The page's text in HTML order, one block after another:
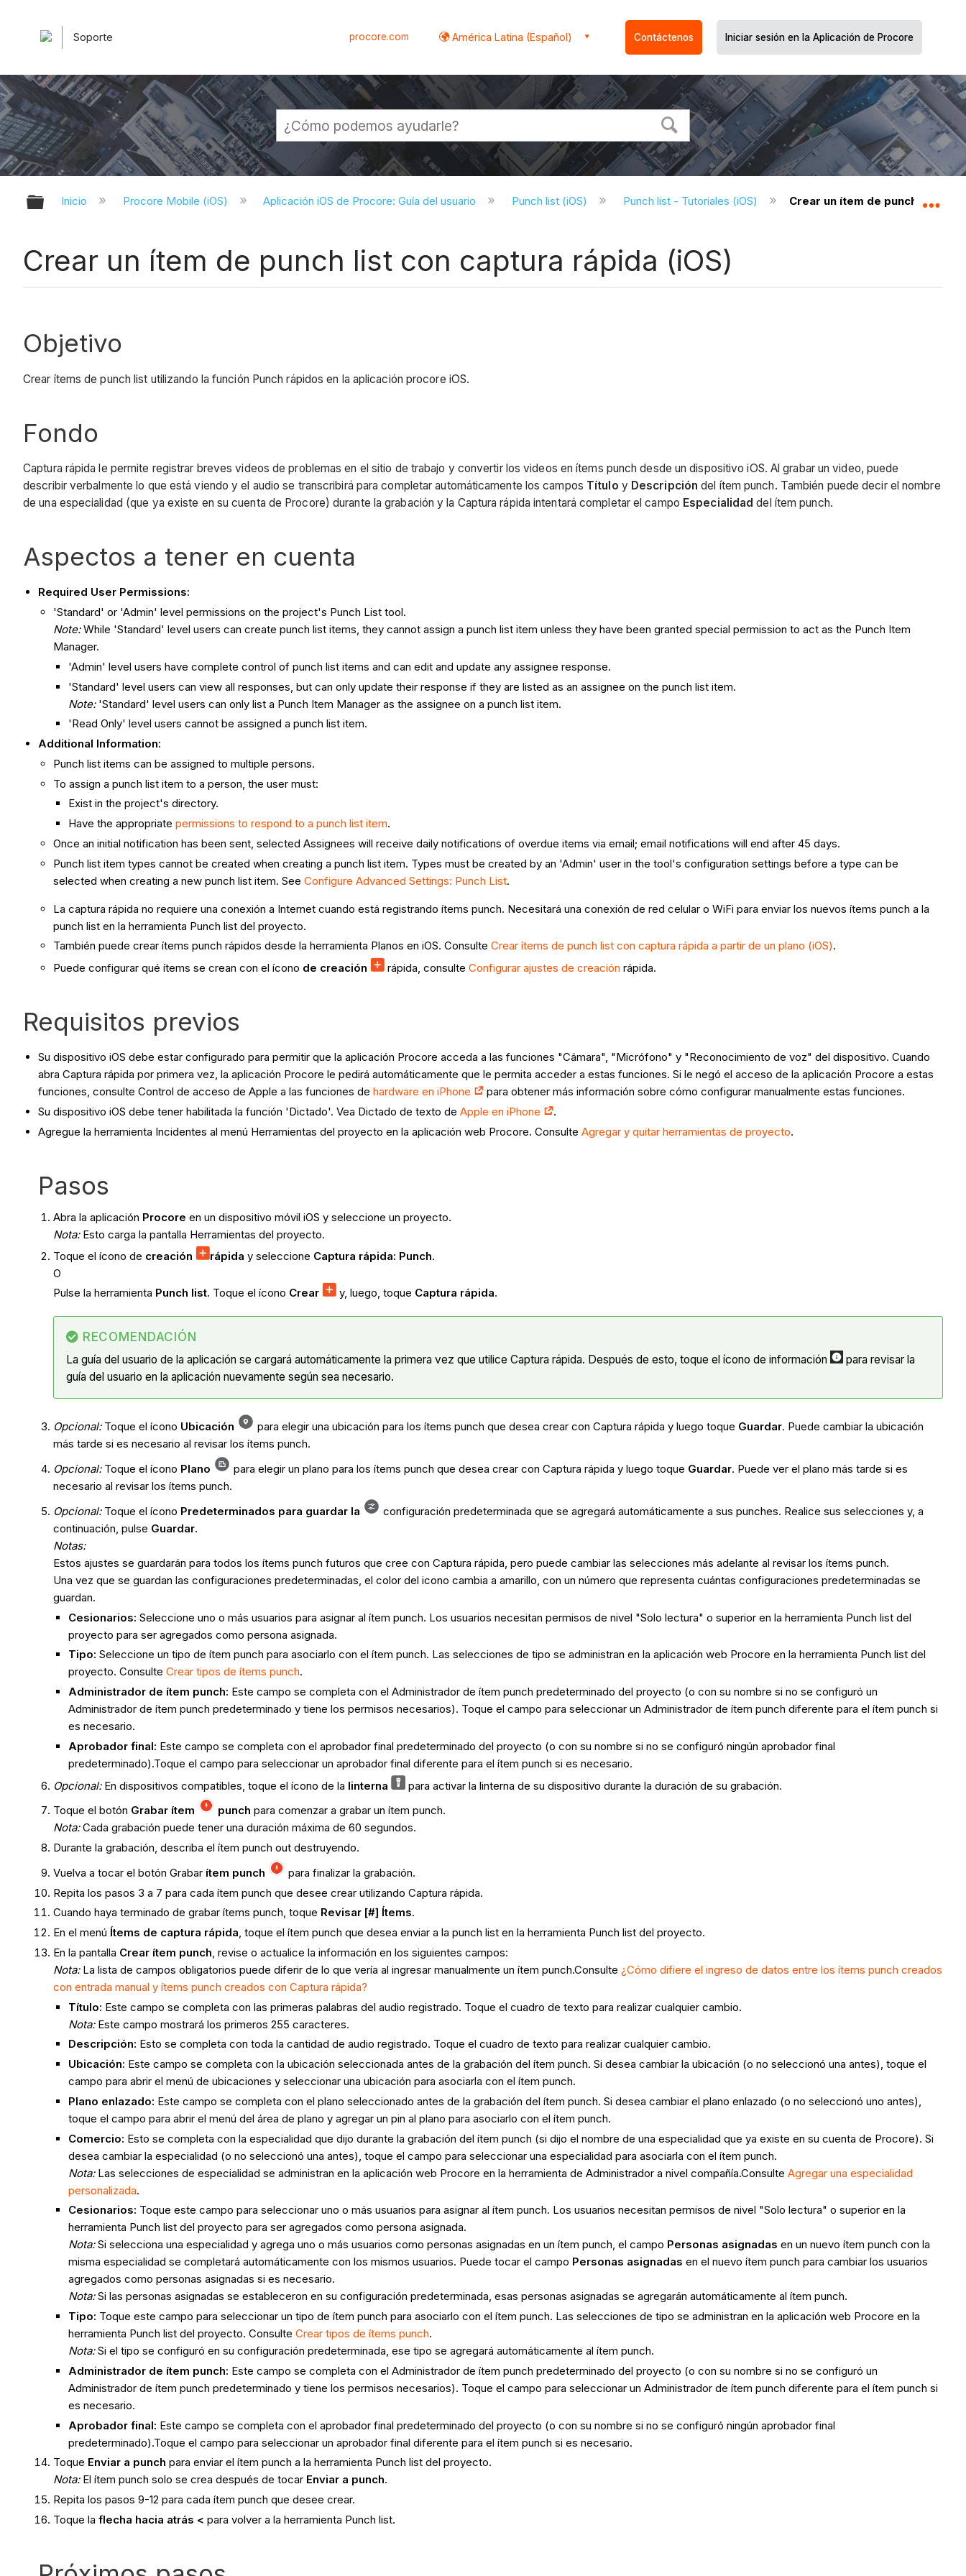
Soporte procore.com América Latina (Español) Contáctenos Iniciar sesión en la Aplicación de Procore
Expandir/contraer jerarquía global
Inicio Procore Mobile (iOS) Aplicación iOS de Procore: Guía del usuario Punch list (iOS) Punch list - Tutoriales (iOS) Crear un ítem de punch list con
Crear un ítem de punch list con captura rápida (iOS)
Objetivo
Crear ítems de punch list utilizando la función Punch rápidos en la aplicación procore iOS.
Fondo
Captura rápida le permite registrar breves videos de problemas en el sitio de trabajo y convertir los videos en ítems punch desde un dispositivo iOS. Al grabar un video, puede
describir verbalmente lo que está viendo y el audio se transcribirá para completar automáticamente los campos Título y Descripcióndel ítem punch. También puede decir el nombre
de una especialidad (que ya existe en su cuenta de Procore) durante la grabación y la Captura rápida intentará completar el campo Especialidaddel ítem punch.
Aspectos a tener en cuenta
Required User Permissions:
'Standard' or 'Admin' level permissions on the project's Punch List tool.
Note:While 'Standard' level users can create punch list items, they cannot assign a punch list item unless they have been granted special permission to act as the Punch Item
Manager.
'Admin' level users have complete control of punch list items and can edit and update any assignee response.
'Standard' level users can view all responses, but can only update their response if they are listed as an assignee on the punch list item.
Note: 'Standard' level users can only list a Punch Item Manager as the assignee on a punch list item.
'Read Only' level users cannot be assigned a punch list item.
Additional Information:
Punch list items can be assigned to multiple persons.
To assign a punch list item to a person, the user must:
Exist in the project's directory.
Have the appropriate permissions to respond to a punch list item.
Once an initial notification has been sent, selected Assignees will receive daily notifications of overdue items via email; email notifications will end after 45 days.
Punch list item types cannot be created when creating a punch list item. Types must be created by an 'Admin' user in the tool's configuration settings before a type can be
selected when creating a new punch list item. See Configure Advanced Settings: Punch List.
La captura rápida no requiere una conexión a Internet cuando está registrando ítems punch. Necesitará una conexión de red celular o WiFi para enviar los nuevos ítems punch a la
punch list en la herramienta Punch list del proyecto.
También puede crear ítems punch rápidos desde la herramienta Planos en iOS. Consulte Crear ítems de punch list con captura rápida a partir de un plano (iOS).
Puede configurar qué ítems se crean con el ícono de creación rápida, consulte Configurar ajustes de creación rápida.
Requisitos previos
Su dispositivo iOS debe estar configurado para permitir que la aplicación Procore acceda a las funciones "Cámara", "Micrófono" y "Reconocimiento de voz" del dispositivo. Cuando
abra Captura rápida por primera vez, la aplicación Procore le pedirá automáticamente que le permita acceder a estas funciones. Si le negó el acceso de la aplicación Procore a estas
funciones, consulte Control de acceso de Apple a las funciones de hardware en iPhone
para obtener más información sobre cómo configurar manualmente estas funciones.
Su dispositivo iOS debe tener habilitada la función 'Dictado'. Vea Dictado de texto de Apple en iPhone
.
Agregue la herramienta Incidentes al menú Herramientas del proyecto en la aplicación web Procore. Consulte Agregar y quitar herramientas de proyecto.
Pasos
Abra la aplicación Procore en un dispositivo móvil iOS y seleccione un proyecto.
Nota: Esto carga la pantalla Herramientas del proyecto.
Toque el ícono de creación rápida y seleccione Captura rápida: Punch.
O
Pulse la herramienta Punch list. Toque el ícono Crear y, luego, toque Captura rápida.
RECOMENDACIÓN
La guía del usuario de la aplicación se cargará automáticamente la primera vez que utilice Captura rápida. Después de esto, toque el ícono de información
para revisar la
guía del usuario en la aplicación nuevamente según sea necesario.
Opcional:Toque el ícono Ubicación para elegir una ubicación para los ítems punch que desea crear con Captura rápida y luego toque Guardar. Puede cambiar la ubicación
más tarde si es necesario al revisar los ítems punch.
Opcional:Toque el ícono Plano para elegir un plano para los ítems punch que desea crear con Captura rápida y luego toque Guardar. Puede ver el plano más tarde si es
necesario al revisar los ítems punch.
Opcional: Toque el ícono Predeterminados para guardar la
configuración predeterminada que se agregará automáticamente a sus punches. Realice sus selecciones y, a
continuación, pulse Guardar.
Notas:
Estos ajustes se guardarán para todos los ítems punch futuros que cree con Captura rápida, pero puede cambiar las selecciones más adelante al revisar los ítems punch.
Una vez que se guardan las configuraciones predeterminadas, el color del icono cambia a amarillo, con un número que representa cuántas configuraciones predeterminadas se
guardan.
Cesionarios: Seleccione uno o más usuarios para asignar al ítem punch. Los usuarios necesitan permisos de nivel "Solo lectura" o superior en la herramienta Punch list del
proyecto para ser agregados como persona asignada.
Tipo: Seleccione un tipo de ítem punch para asociarlo con el ítem punch. Las selecciones de tipo se administran en la aplicación web Procore en la herramienta Punch list del
proyecto. Consulte Crear tipos de ítems punch.
Administrador de ítem punch: Este campo se completa con el Administrador de ítem punch predeterminado del proyecto (o con su nombre si no se configuró un
Administrador de ítem punch predeterminado y tiene los permisos necesarios). Toque el campo para seleccionar un Administrador de ítem punch diferente para el ítem punch si
es necesario.
Aprobador final: Este campo se completa con el aprobador final predeterminado del proyecto (o con su nombre si no se configuró ningún aprobador final
predeterminado).Toque el campo para seleccionar un aprobador final diferente para el ítem punch si es necesario.
Opcional: En dispositivos compatibles, toque el ícono de la linterna
para activar la linterna de su dispositivo durante la duración de su grabación.
Toque el botón Grabar ítem punch para comenzar a grabar un ítem punch.
Nota:Cada grabación puede tener una duración máxima de 60 segundos.
Durante la grabación, describa el ítem punch out destruyendo.
Vuelva a tocar el botón Grabar ítem punch
para finalizar la grabación.
Repita los pasos 3 a 7 para cada ítem punch que desee crear utilizando Captura rápida.
Cuando haya terminado de grabar ítems punch, toque Revisar [#] Ítems.
En el menú Ítems de captura rápida, toque el ítem punch que desea enviar a la punch list en la herramienta Punch list del proyecto.
En la pantalla Crear ítem punch, revise o actualice la información en los siguientes campos:
Nota: La lista de campos obligatorios puede diferir de lo que vería al ingresar manualmente un ítem punch.Consulte ¿Cómo difiere el ingreso de datos entre los ítems punch creados
con entrada manual y ítems punch creados con Captura rápida?
Título: Este campo se completa con las primeras palabras del audio registrado. Toque el cuadro de texto para realizar cualquier cambio.
Nota:Este campo mostrará los primeros 255 caracteres.
Descripción: Esto se completa con toda la cantidad de audio registrado. Toque el cuadro de texto para realizar cualquier cambio.
Ubicación: Este campo se completa con la ubicación seleccionada antes de la grabación del ítem punch. Si desea cambiar la ubicación (o no seleccionó una antes), toque el
campo para abrir el menú de ubicaciones y seleccionar una ubicación para asociarla con el ítem punch.
Plano enlazado: Este campo se completa con el plano seleccionado antes de la grabación del ítem punch. Si desea cambiar el plano enlazado (o no seleccionó uno antes),
toque el campo para abrir el menú del área de plano y agregar un pin al plano para asociarlo con el ítem punch.
Comercio: Esto se completa con la especialidad que dijo durante la grabación del ítem punch (si dijo el nombre de una especialidad que ya existe en su cuenta de Procore). Si
desea cambiar la especialidad (o no seleccionó una antes), toque el campo para seleccionar una especialidad para asociarla con el ítem punch.
Nota: Las selecciones de especialidad se administran en la aplicación web Procore en la herramienta de Administrador a nivel compañía.Consulte Agregar una especialidad
personalizada.
Cesionarios: Toque este campo para seleccionar uno o más usuarios para asignar al ítem punch. Los usuarios necesitan permisos de nivel "Solo lectura" o superior en la
herramienta Punch list del proyecto para ser agregados como persona asignada.
Nota:Si selecciona una especialidad y agrega uno o más usuarios como personas asignadas en un ítem punch, el campo Personas asignadas en un nuevo ítem punch con la
misma especialidad se completará automáticamente con los mismos usuarios. Puede tocar el campo Personas asignadas en el nuevo ítem punch para cambiar los usuarios
agregados como personas asignadas si es necesario.
Nota:Si las personas asignadas se estableceron en su configuración predeterminada, esas personas asignadas se agregarán automáticamente al ítem punch.
Tipo: Toque este campo para seleccionar un tipo de ítem punch para asociarlo con el ítem punch. Las selecciones de tipo se administran en la aplicación web Procore en la
herramienta Punch list del proyecto. Consulte Crear tipos de ítems punch.
Nota:Si el tipo se configuró en su configuración predeterminada, ese tipo se agregará automáticamente al ítem punch.
Administrador de ítem punch: Este campo se completa con el Administrador de ítem punch predeterminado del proyecto (o con su nombre si no se configuró un
Administrador de ítem punch predeterminado y tiene los permisos necesarios). Toque el campo para seleccionar un Administrador de ítem punch diferente para el ítem punch si
es necesario.
Aprobador final: Este campo se completa con el aprobador final predeterminado del proyecto (o con su nombre si no se configuró ningún aprobador final
predeterminado).Toque el campo para seleccionar un aprobador final diferente para el ítem punch si es necesario.
Toque Enviar a punch para enviar el ítem punch a la herramienta Punch list del proyecto.
Nota:El ítem punch solo se crea después de tocar Enviar a punch.
Repita los pasos 9-12 para cada ítem punch que desee crear.
Toque la flecha hacia atrás < para volver a la herramienta Punch list.